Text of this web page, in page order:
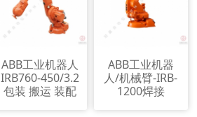
ABB工业机器人
IRB760-450/3.2
包装 搬运 装配
ABB工业机器
人/机械臂-IRB-
1200焊接